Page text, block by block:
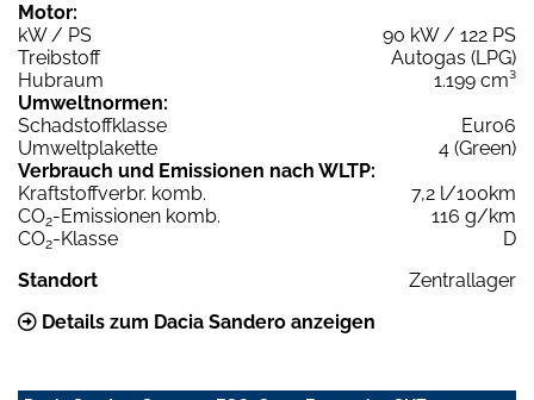
Motor:
kW / PS
90 kW / 122 PS
Treibstoff
Autogas (LPG)
Hubraum
1.199 cm³
Umweltnormen:
Schadstoffklasse
Euro6
Umweltplakette
4 (Green)
Verbrauch und Emissionen nach WLTP:
Kraftstoffverbr. komb.
7,2 l/100km
CO2-Emissionen komb.
116 g/km
CO2-Klasse
D
Standort
Zentrallager
Details zum Dacia Sandero anzeigen